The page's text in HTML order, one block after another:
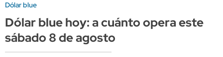
Dólar blue
Dólar blue hoy: a cuánto opera este
sábado 8 de agosto